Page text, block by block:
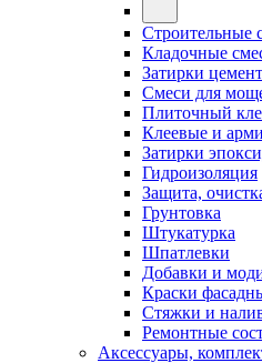
Строительные
Кладочные
Затирки
Смеси для
Плиточный
Клеевые и
Затирки
Гидроизоляция
Защита,
Грунтовка
Штукатурка
Шпатлевки
Добавки и
Краски
Стяжки и
Ремонтные
Аксессуары,